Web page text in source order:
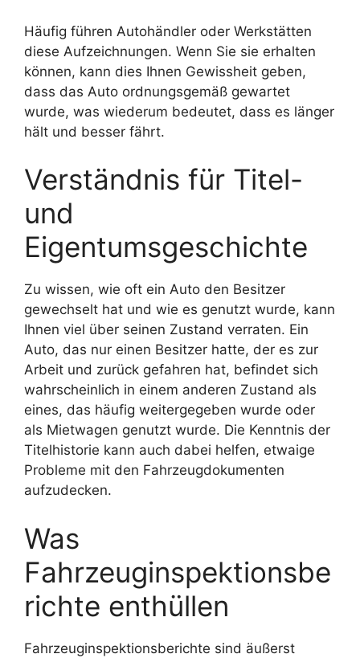
Häufig führen Autohändler oder Werkstätten
diese Aufzeichnungen. Wenn Sie sie erhalten
können, kann dies Ihnen Gewissheit geben,
dass das Auto ordnungsgemäß gewartet
wurde, was wiederum bedeutet, dass es länger
hält und besser fährt.
Verständnis für Titel-
und
Eigentumsgeschichte
Zu wissen, wie oft ein Auto den Besitzer
gewechselt hat und wie es genutzt wurde, kann
Ihnen viel über seinen Zustand verraten. Ein
Auto, das nur einen Besitzer hatte, der es zur
Arbeit und zurück gefahren hat, befindet sich
wahrscheinlich in einem anderen Zustand als
eines, das häufig weitergegeben wurde oder
als Mietwagen genutzt wurde. Die Kenntnis der
Titelhistorie kann auch dabei helfen, etwaige
Probleme mit den Fahrzeugdokumenten
aufzudecken.
Was
Fahrzeuginspektionsbe
richte enthüllen
Fahrzeuginspektionsberichte sind äußerst